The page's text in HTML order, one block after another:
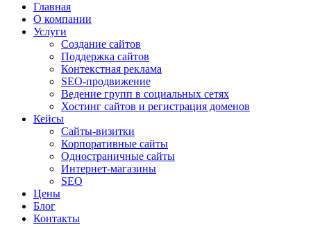
Главная
О компании
Услуги
Создание сайтов
Поддержка сайтов
Контекстная реклама
SEO-продвижение
Ведение групп в социальных сетях
Хостинг сайтов и регистрация доменов
Кейсы
Сайты-визитки
Корпоративные сайты
Одностраничные сайты
Интернет-магазины
SEO
Цены
Блог
Контакты